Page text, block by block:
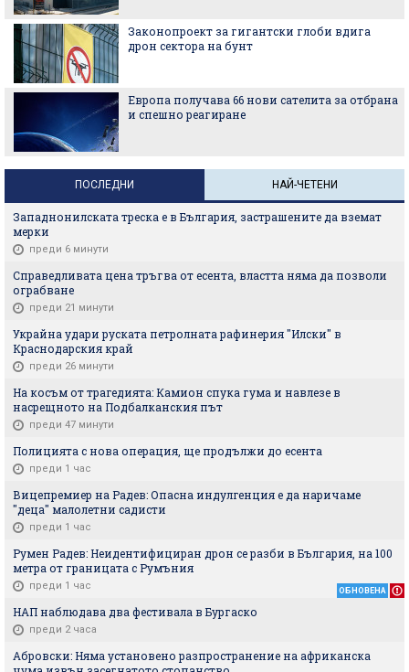
Законопроект за гигантски глоби вдига
дрон сектора на бунт
Европа получава 66 нови сателита за отбрана
и спешно реагиране
ПОСЛЕДНИ НАЙ-ЧЕТЕНИ
Западнонилската треска е в България, застрашените да вземат
мерки
преди 6 минути
Справедливата цена тръгва от есента, властта няма да позволи
ограбване
преди 21 минути
Украйна удари руската петролната рафинерия "Илски" в
Краснодарския край
преди 26 минути
На косъм от трагедията: Камион спука гума и навлезе в
насрещното на Подбалканския път
преди 47 минути
Полицията с нова операция, ще продължи до есента
преди 1 час
Вицепремиер на Радев: Опасна индулгенция е да наричаме
"деца" малолетни садисти
преди 1 час
Румен Радев: Неидентифициран дрон се разби в България, на 100
метра от границата с Румъния
преди 1 час ОБНОВЕНА
НАП наблюдава два фестивала в Бургаско
преди 2 часа
Абровски: Няма установено разпространение на африканска